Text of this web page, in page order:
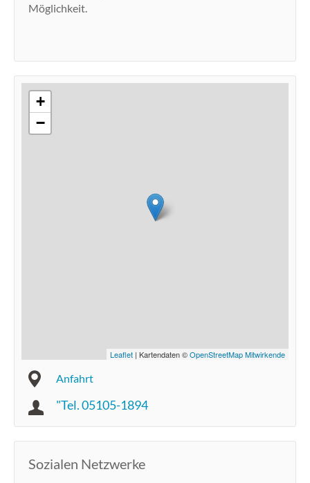
Möglichkeit.
+
−
Leaflet | Kartendaten ©OpenStreetMap Mitwirkende
Anfahrt
"Tel. 05105-1894
Sozialen Netzwerke